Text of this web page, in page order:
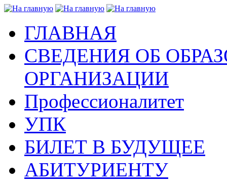
ГЛАВНАЯ
СВЕДЕНИЯ ОБ
ОРГАНИЗАЦИИ
Профессионалитет
УПК
БИЛЕТ В БУДУЩЕЕ
АБИТУРИЕНТУ